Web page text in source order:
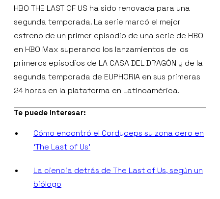
HBO THE LAST OF US ha sido renovada para una
segunda temporada. La serie marcó el mejor
estreno de un primer episodio de una serie de HBO
en HBO Max superando los lanzamientos de los
primeros episodios de LA CASA DEL DRAGÓN y de la
segunda temporada de EUPHORIA en sus primeras
24 horas en la plataforma en Latinoamérica.
Te puede interesar:
Cómo encontró el Cordyceps su zona cero en
‘The Last of Us’
La ciencia detrás de The Last of Us, según un
biólogo